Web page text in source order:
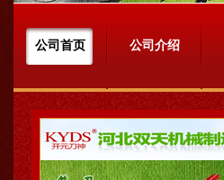
公司首页 公司介绍